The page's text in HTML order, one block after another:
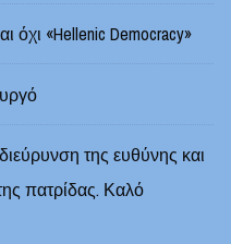
όχι «Hellenic Democracy»
της ευθύνης και
πατρίδας. Καλό